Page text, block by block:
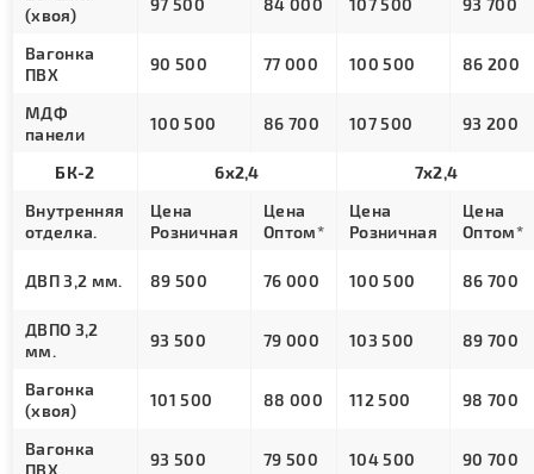
(хвоя)
97 500 84 000 107 500 93 700
Вагонка
ПВХ
90 500 77 000 100 500 86 200
МДФ
панели
100 500 86 700 107 500 93 200
БК-2 6х2,4
7х2,4
Внутренняя
отделка.
Цена
Розничная
Цена
Оптом*
Цена
Розничная
Цена
Оптом*
ДВП 3,2 мм. 89 500 76 000 100 500 86 700
ДВПО 3,2
мм.
93 500 79 000 103 500 89 700
Вагонка
(хвоя)
101 500 88 000 112 500 98 700
Вагонка
ПВХ
93 500 79 500 104 500 90 700